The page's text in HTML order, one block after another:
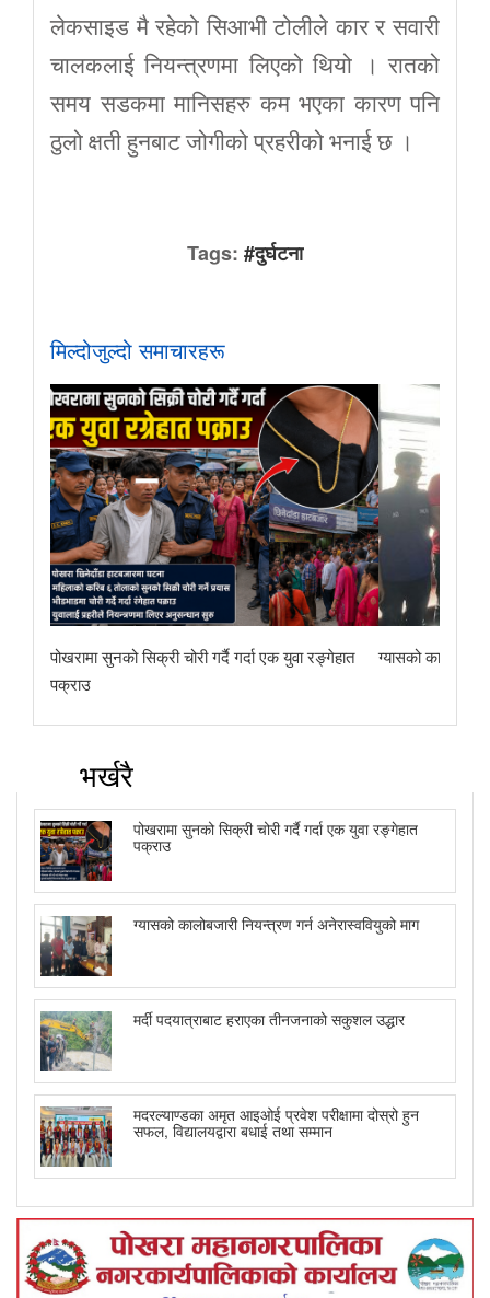
लेकसाइड मै रहेको सिआभी टोलीले कार र सवारी
चालकलाई नियन्त्रणमा लिएको थियो । रातको
समय सडकमा मानिसहरु कम भएका कारण पनि
ठुलो क्षती हुनबाट जोगीको प्रहरीको भनाई छ ।
Tags: #दुर्घटना
मिल्दोजुल्दो समाचारहरू
पोखरामा सुनको सिक्री चोरी गर्दै गर्दा एक युवा रङ्गेहात
पक्राउ
ग्यासको
भर्खरै
पोखरामा सुनको सिक्री चोरी गर्दै गर्दा एक युवा रङ्गेहात
पक्राउ
ग्यासको कालोबजारी नियन्त्रण गर्न अनेरास्ववियुको माग
मर्दी पदयात्राबाट हराएका तीनजनाको सकुशल उद्धार
मदरल्याण्डका अमृत आइओई प्रवेश परीक्षामा दोस्रो हुन
सफल, विद्यालयद्वारा बधाई तथा सम्मान